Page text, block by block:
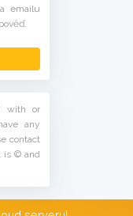
emailu
with or
any
contact
is © and